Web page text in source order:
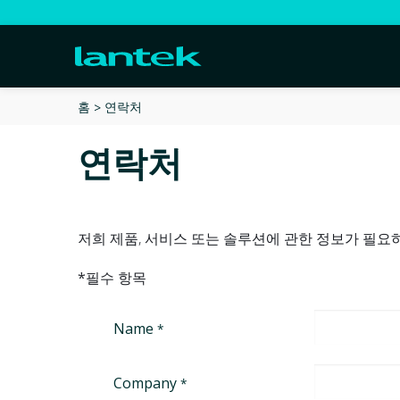
홈 연락처
연락처
저희 제품, 서비스 또는 솔루션에 관한 정보가 필요
*필수 항목